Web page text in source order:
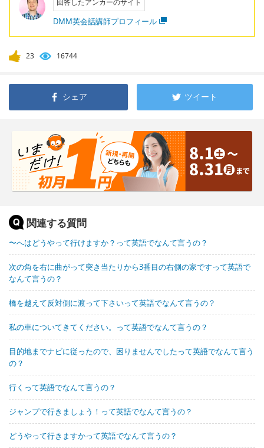
回答したアンカーのサイト
DMM英会話講師プロフィール
23 16744
シェア ツイート
関連する質問
〜へはどうやって行けますか？って英語でなんて言うの？
次の角を右に曲がって突き当たりから3番目の右側の家ですって英語で
なんて言うの？
橋を越えて反対側に渡って下さいって英語でなんて言うの？
私の車についてきてください。って英語でなんて言うの？
目的地までナビに従ったので、困りませんでしたって英語でなんて言う
の？
行くって英語でなんて言うの？
ジャンプで行きましょう！って英語でなんて言うの？
どうやって行きますかって英語でなんて言うの？